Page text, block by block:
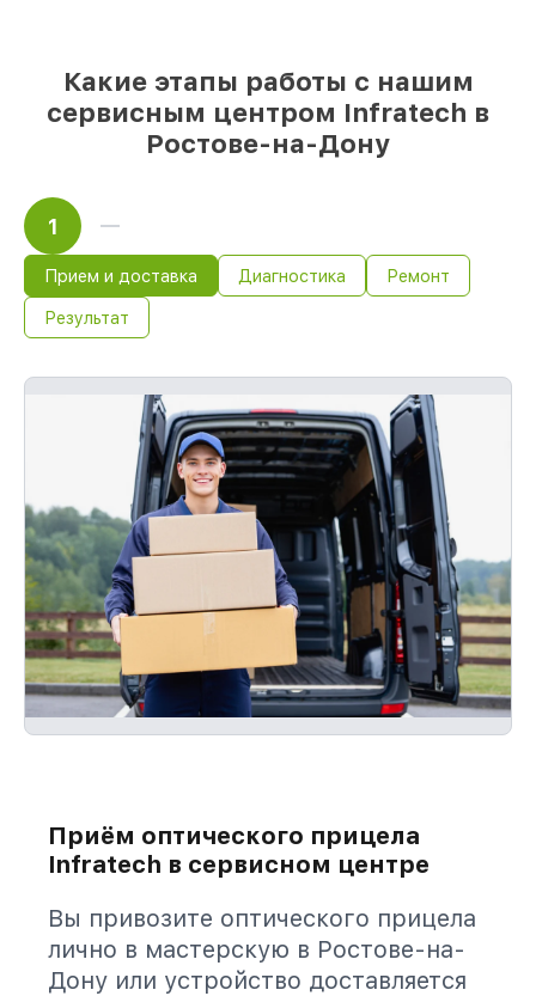
завершаются в тот же день, если мастер
начинает работу сразу
Какие этапы работы с нашим
сервисным центром Infratech в
Ростове-на-Дону
1
Прием и доставка Диагностика Ремонт
Результат
Приём оптического прицела
Infratech в сервисном центре
Вы привозите оптического прицела
лично в мастерскую в Ростове-на-
Дону или устройство доставляется